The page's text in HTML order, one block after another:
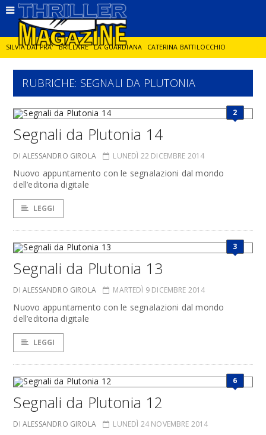
SILVIA DAI PRA' BRILLARE LA GUARDIANA CATERINA BATTILOCCHIO
JORGE DIAZ LA SPIA DELITTO IN CORNICE GIANCARLO DE CATALDO
RUBRICHE: SEGNALI DA PLUTONIA
2
Segnali da Plutonia 14
DI ALESSANDRO GIROLA LUNEDÌ 22 DICEMBRE 2014
Nuovo appuntamento con le segnalazioni dal mondo
dell’editoria digitale
LEGGI
3
Segnali da Plutonia 13
DI ALESSANDRO GIROLA MARTEDÌ 9 DICEMBRE 2014
Nuovo appuntamento con le segnalazioni dal mondo
dell’editoria digitale
LEGGI
6
Segnali da Plutonia 12
DI ALESSANDRO GIROLA LUNEDÌ 24 NOVEMBRE 2014